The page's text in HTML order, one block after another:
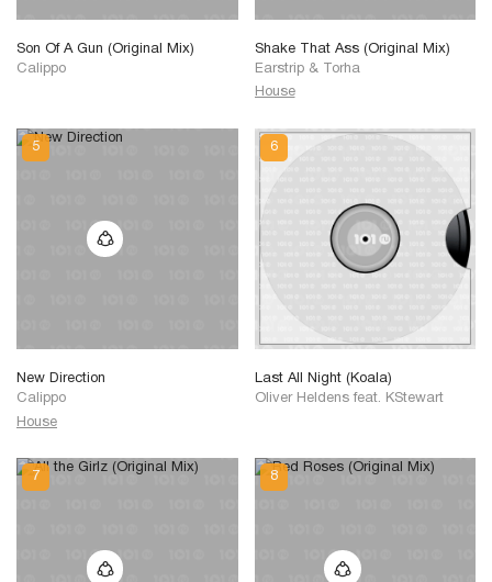
Son Of A Gun (Original Mix)
Calippo
Shake That Ass (Original Mix)
Earstrip &
Torha
House
New Direction
Calippo
House
Last All Night (Koala)
Oliver Heldens feat. KStewart